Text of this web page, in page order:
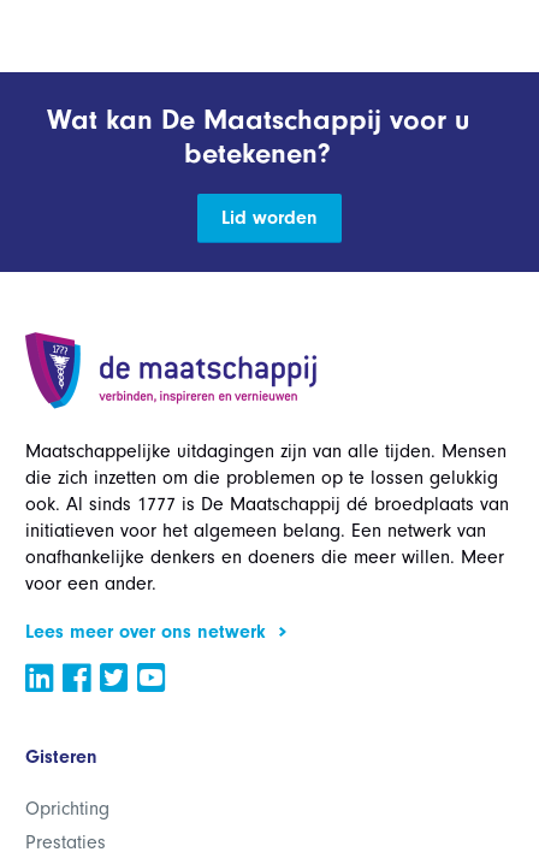
Wat kan De Maatschappij voor u
betekenen?
Lid worden
Maatschappelijke uitdagingen zijn van alle tijden. Mensen
die zich inzetten om die problemen op te lossen gelukkig
ook. Al sinds 1777 is De Maatschappij dé broedplaats van
initiatieven voor het algemeen belang. Een netwerk van
onafhankelijke denkers en doeners die meer willen. Meer
voor een ander.
Lees meer over ons netwerk
Gisteren
Oprichting
Prestaties